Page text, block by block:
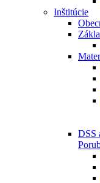
Inštitúcie
DSS